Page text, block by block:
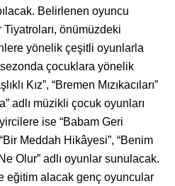
Belirlenen oyuncu
önümüzdeki
yönelik çeşitli oyunlarla
çocuklara yönelik
Kız”, “Bremen Mızıkacıları”
adlı müzikli çocuk oyunları
ise “Babam Geri
Meddah Hikâyesi”, “Benim
Olur” adlı oyunlar sunulacak.
eğitim alacak genç oyuncular